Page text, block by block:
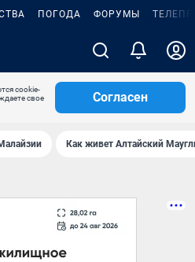
ПОГОДА ФОРУМЫ
cookie-
свое
Согласен
Как живет Алтайский